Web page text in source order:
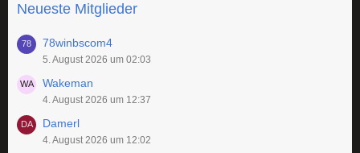
Neueste Mitglieder
78winbscom4
5. August 2026 um 02:03
Wakeman
4. August 2026 um 12:37
Damerl
4. August 2026 um 12:02